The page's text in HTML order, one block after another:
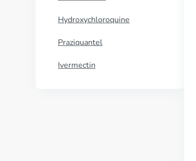
Hydroxychloroquine
Praziquantel
Ivermectin